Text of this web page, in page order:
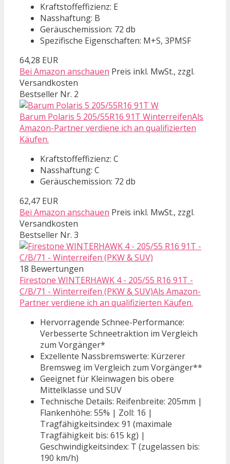
Kraftstoffeffizienz: E
Nasshaftung: B
Geräuschemission: 72 db
Spezifische Eigenschaften: M+S, 3PMSF
64,28 EUR
Bei Amazon anschauen Preis inkl. MwSt., zzgl.
Versandkosten
Bestseller Nr. 2
Barum Polaris 5 205/55R16 91T WinterreifenAls
Amazon-Partner verdiene ich an qualifizierten
Käufen.
Kraftstoffeffizienz: C
Nasshaftung: C
Geräuschemission: 72 db
62,47 EUR
Bei Amazon anschauen Preis inkl. MwSt., zzgl.
Versandkosten
Bestseller Nr. 3
18 Bewertungen
Firestone WINTERHAWK 4 - 205/55 R16 91T -
C/B/71 - Winterreifen (PKW & SUV)Als Amazon-
Partner verdiene ich an qualifizierten Käufen.
Hervorragende Schnee-Performance:
Verbesserte Schneetraktion im Vergleich
zum Vorgänger*
Exzellente Nassbremswerte: Kürzerer
Bremsweg im Vergleich zum Vorgänger**
Geeignet für Kleinwagen bis obere
Mittelklasse und SUV
Technische Details: Reifenbreite: 205mm |
Flankenhöhe: 55% | Zoll: 16 |
Tragfähigkeitsindex: 91 (maximale
Tragfähigkeit bis: 615 kg) |
Geschwindigkeitsindex: T (zugelassen bis:
190 km/h)